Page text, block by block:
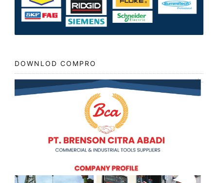
DOWNLOD COMPRO